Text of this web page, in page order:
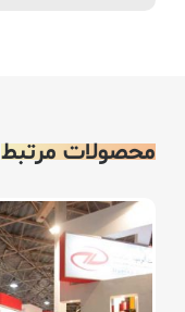
محصولات مرتبط